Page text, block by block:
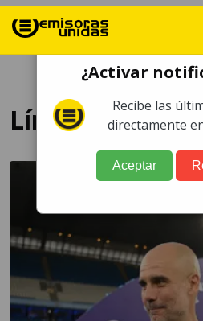
Límite Salarial
¿Activar
Recibe las
directamente
Aceptar